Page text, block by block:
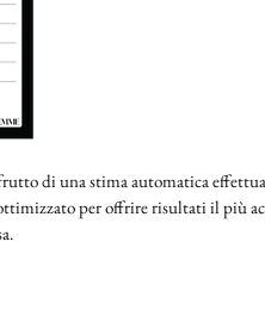
di una stima automatica
per offrire risultati il più